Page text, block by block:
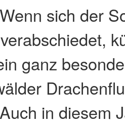
sich der
ganz
in diesem